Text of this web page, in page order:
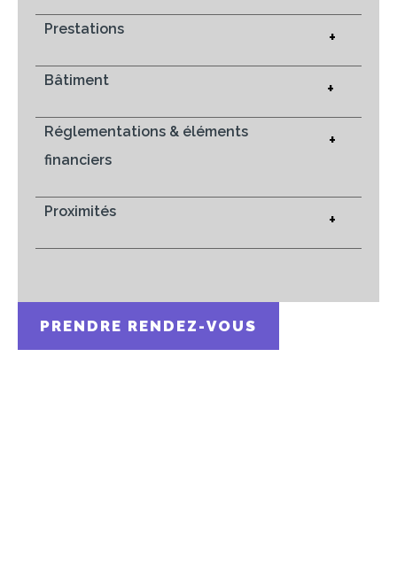
Prestations +
Bâtiment +
Réglementations & éléments
financiers
+
Proximités +
PRENDRE RENDEZ-VOUS